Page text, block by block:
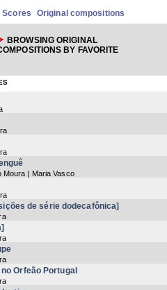
Scores Original compositions
BROWSING ORIGINAL
BY FAVORITE
Moura | Maria Vasco
de série dodecafônica]
Orfeão Portugal